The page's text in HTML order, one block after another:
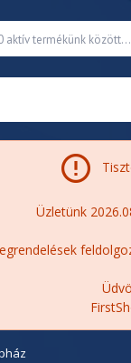
Üzletünk